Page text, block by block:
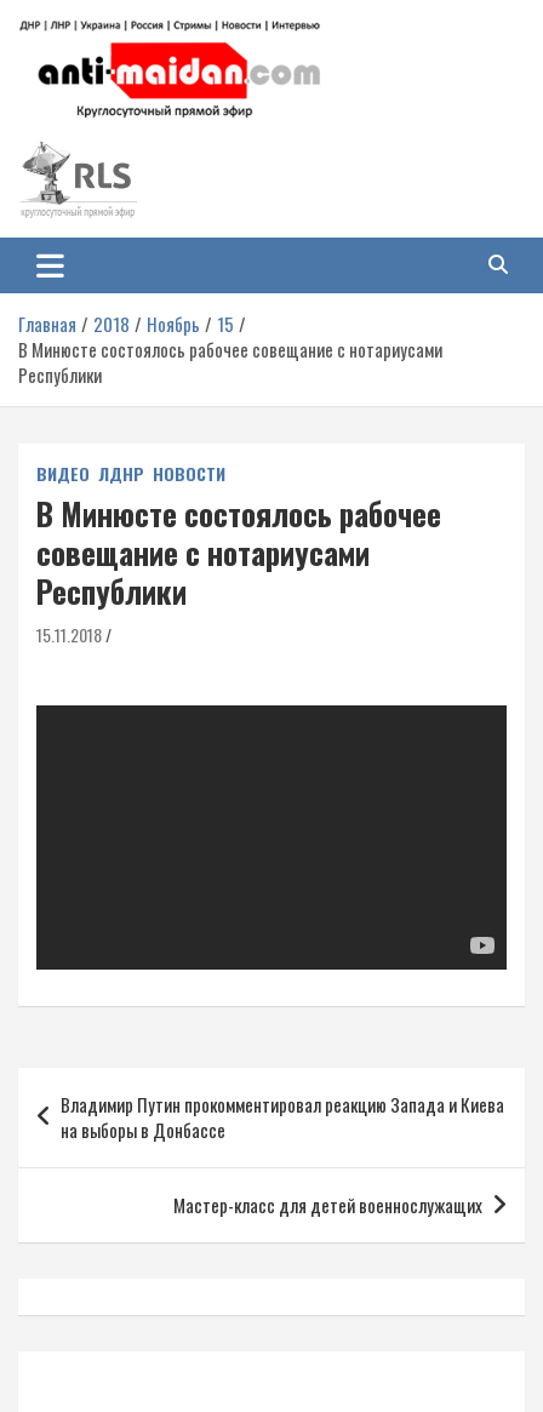
содержимому
Антимайдан: Гражданская война
на Украине
гражданской войне на Украине, включая события в Новороссии, ДНР,
ЛНР и других регионах.
Главная 2018 Ноябрь
15
В Минюсте состоялось рабочее совещание с нотариусами
Республики
ВИДЕО ЛДНР НОВОСТИ
В Минюсте состоялось рабочее
совещание с нотариусами
Республики
15.11.2018
по
записям
Владимир Путин прокомментировал реакцию Запада и Киева
на выборы в Донбассе
Мастер-класс для детей военнослужащих